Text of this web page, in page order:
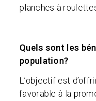
planches à
Quels sont les
population?
L’objectif est
favorable à la